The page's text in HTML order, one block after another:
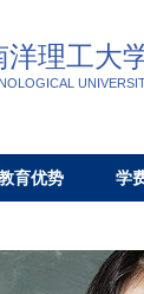
洋理工大
育优势 学